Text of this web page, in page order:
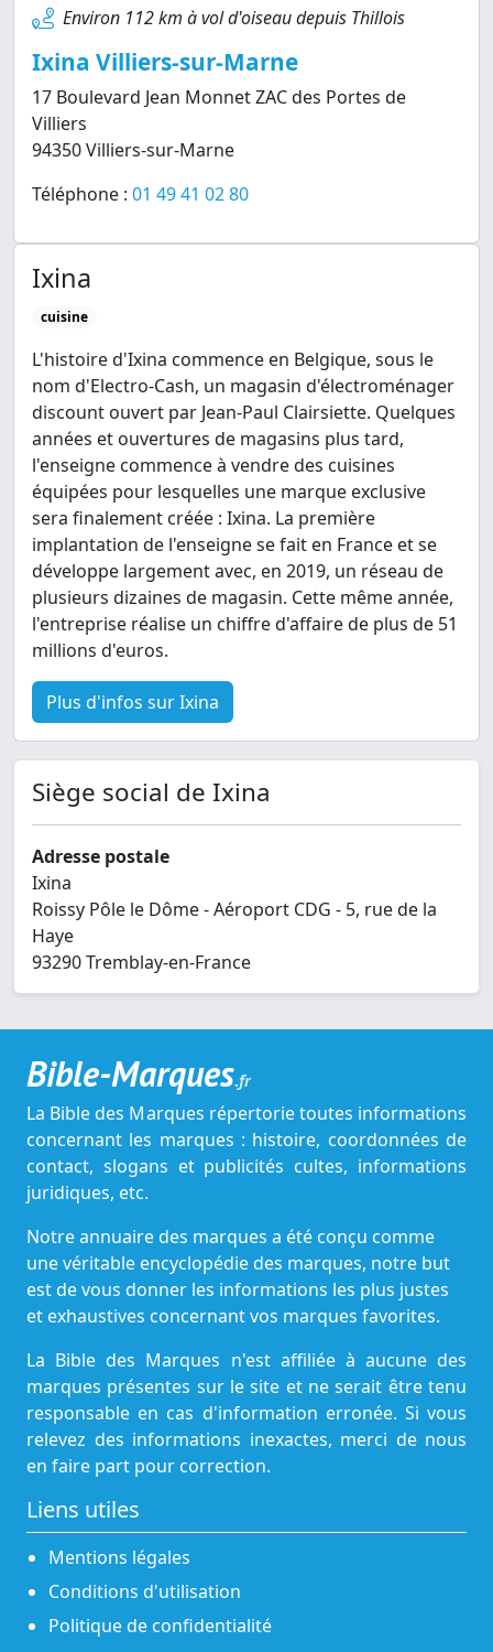
Environ 112 km à vol d'oiseau depuis Thillois
Ixina Villiers-sur-Marne
17 Boulevard Jean Monnet ZAC des Portes de
Villiers
94350 Villiers-sur-Marne
Téléphone : 01 49 41 02 80
Ixina
cuisine
L'histoire d'Ixina commence en Belgique, sous le
nom d'Electro-Cash, un magasin d'électroménager
discount ouvert par Jean-Paul Clairsiette. Quelques
années et ouvertures de magasins plus tard,
l'enseigne commence à vendre des cuisines
équipées pour lesquelles une marque exclusive
sera finalement créée : Ixina. La première
implantation de l'enseigne se fait en France et se
développe largement avec, en 2019, un réseau de
plusieurs dizaines de magasin. Cette même année,
l'entreprise réalise un chiffre d'affaire de plus de 51
millions d'euros.
Plus d'infos sur Ixina
Siège social de Ixina
Adresse postale
Ixina
Roissy Pôle le Dôme - Aéroport CDG - 5, rue de la
Haye
93290 Tremblay-en-France
Bible-Marques.fr
La Bible des Marques répertorie toutes informations
concernant les marques : histoire, coordonnées de
contact, slogans et publicités cultes, informations
juridiques, etc.
Notre annuaire des marques a été conçu comme
une véritable encyclopédie des marques, notre but
est de vous donner les informations les plus justes
et exhaustives concernant vos marques favorites.
La Bible des Marques n'est affiliée à aucune des
marques présentes sur le site et ne serait être tenu
responsable en cas d'information erronée. Si vous
relevez des informations inexactes, merci de nous
en faire part pour correction.
Liens utiles
Mentions légales
Conditions d'utilisation
Politique de confidentialité